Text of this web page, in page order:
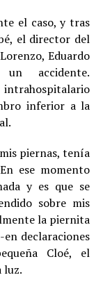
el caso, y tras
el director del
Eduardo
accidente.
intrahospitalario
inferior a la
piernas, tenía
ese momento
y es que se
sobre mis
la piernita
en declaraciones
Cloé, el
luz.